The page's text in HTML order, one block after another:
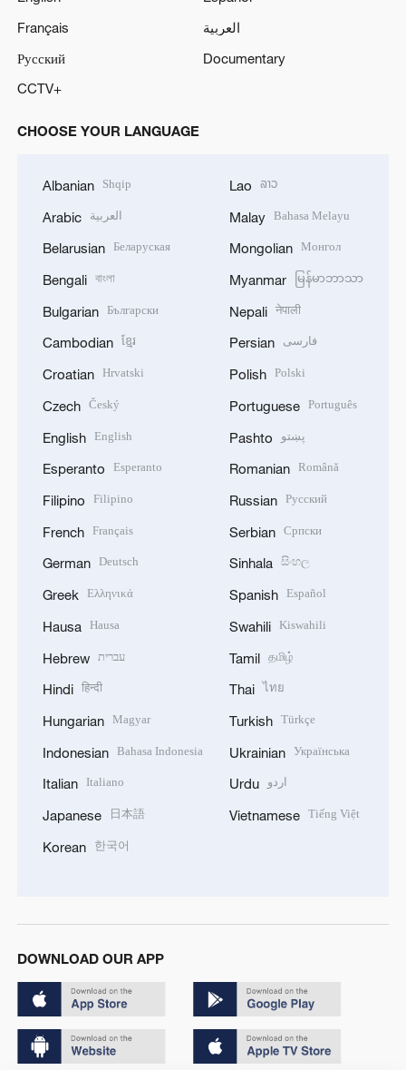
Français
العربية
Русский
Documentary
CCTV+
CHOOSE YOUR LANGUAGE
Albanian Shqip
Arabic العربية
Belarusian Беларуская
Bengali বাংলা
Bulgarian Български
Cambodian ខ្មែរ
Croatian Hrvatski
Czech Český
English English
Esperanto Esperanto
Filipino Filipino
French Français
German Deutsch
Greek Ελληνικά
Hausa Hausa
Hebrew עברית
Hindi हिन्दी
Hungarian Magyar
Indonesian Bahasa Indonesia
Italian Italiano
Japanese 日本語
Korean 한국어
Lao ລາວ
Malay Bahasa Melayu
Mongolian Монгол
Myanmar မြန်မာဘာသာ
Nepali नेपाली
Persian فارسی
Polish Polski
Portuguese Português
Pashto پښتو
Romanian Română
Russian Русский
Serbian Српски
Sinhala සිංහල
Spanish Español
Swahili Kiswahili
Tamil தமிழ்
Thai ไทย
Turkish Türkçe
Ukrainian Українська
Urdu اردو
Vietnamese Tiếng Việt
DOWNLOAD OUR APP